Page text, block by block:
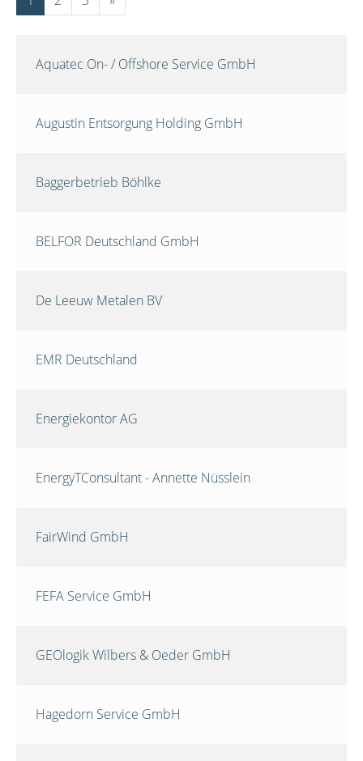
Aquatec On- / Offshore Service GmbH
Augustin Entsorgung Holding GmbH
Baggerbetrieb Böhlke
BELFOR Deutschland GmbH
De Leeuw Metalen BV
EMR Deutschland
Energiekontor AG
EnergyTConsultant - Annette Nüsslein
FairWind GmbH
FEFA Service GmbH
GEOlogik Wilbers & Oeder GmbH
Hagedorn Service GmbH